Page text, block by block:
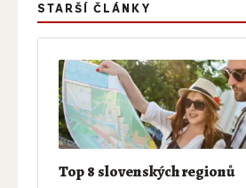
STARŠÍ ČLÁNKY
Top 8 slovenských regionů